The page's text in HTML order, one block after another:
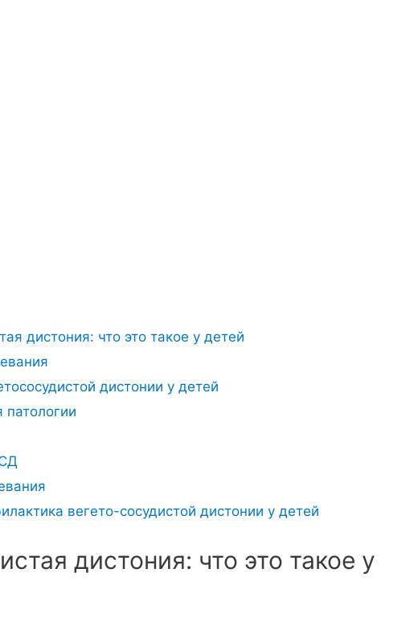
дистония: что это такое у детей
дистонии у детей
патологии
вегето-сосудистой дистонии у детей
дистония: что это такое у